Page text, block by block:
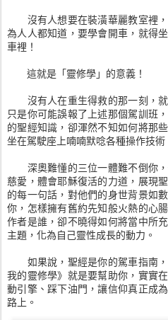
沒有人想要在裝潢華麗教室裡，
為人人都知道，要學會開車，就得
車裡！
這就是「靈修學」的意義！
沒有人在重生得救的那一刻，就
只是你可能誤報了上述那個駕訓班
的聖經知識，卻渾然不知如何將那
坐在駕駛座上喃喃默唸各種操作技
深奧難懂的三位一體難不倒你，
慈愛，體會耶穌復活的力道，展現
的每一句話，對他們的身世背景如
你，怎樣擁有舊約先知般火熱的心
作者是誰，卻不曉得如何將當中所
主題，化為自己靈性成長的動力。
如果說，聖經是你的駕車指南，
我的靈修學》就是要幫助你，實實
動引擎、踩下油門，讓信仰真正成
路上。